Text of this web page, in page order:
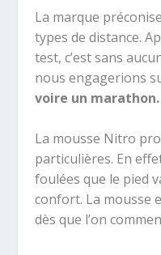
La marque
types de distance.
test, c’est sans
nous engagerions
voire un marathon.
La mousse Nitro
particulières. En
foulées que le pied
confort. La mousse
dès que l’on